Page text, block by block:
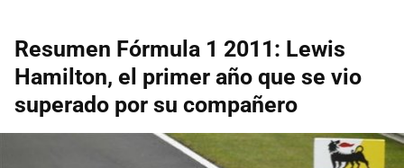
Resumen Fórmula 1 2011: Lewis
Hamilton, el primer año que se vio
superado por su compañero